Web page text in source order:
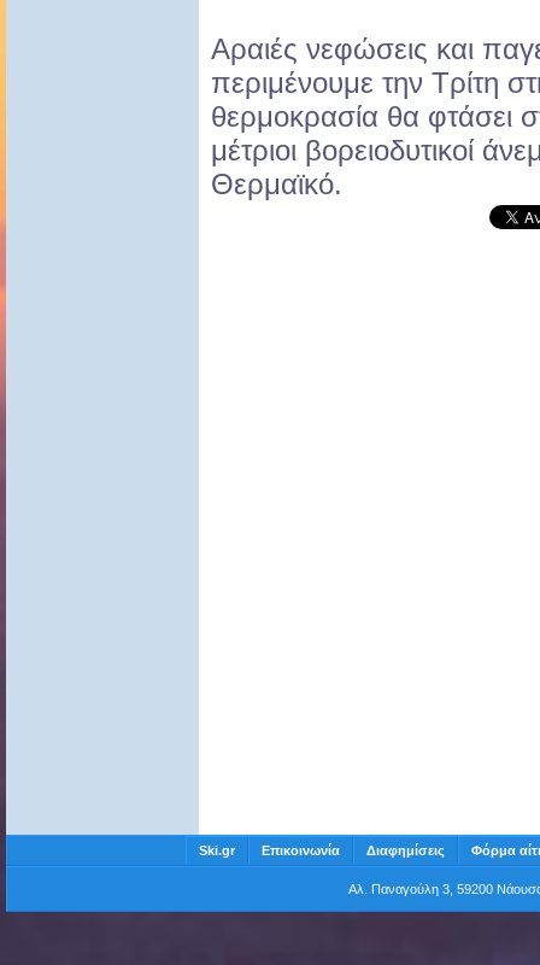
Αραιές νεφώσεις και
περιμένουμε την Τρίτη
θερμοκρασία θα φτάσει
μέτριοι βορειοδυτικοί
Θερμαϊκό.
Ski.gr Επικοινωνία Διαφημίσεις Φόρμα
Αλ. Παναγούλη 3, 59200